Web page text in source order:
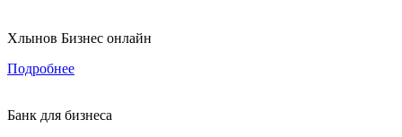
Хлынов Бизнес онлайн
Подробнее
Банк для бизнеса